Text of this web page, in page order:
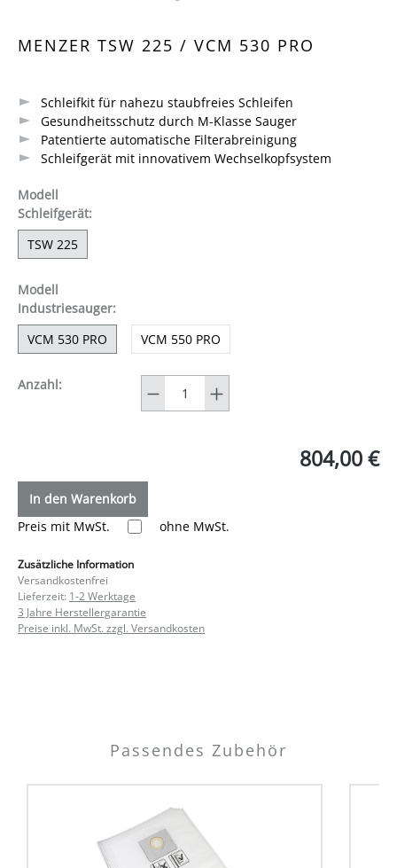
MENZER TSW 225 / VCM 530 PRO
Schleifkit für nahezu staubfreies Schleifen
Gesundheitsschutz durch M-Klasse Sauger
Patentierte automatische Filterabreinigung
Schleifgerät mit innovativem Wechselkopfsystem
Modell
Schleifgerätauswählen
:
TSW 225
Modell
Industriesaugerauswählen
:
VCM 530 PRO
VCM 550 PRO
Anzahl:
804,00 €
In den Warenkorb
Preis mit MwSt.
ohne MwSt.
Zusätzliche Information
Versandkostenfrei
Lieferzeit: 1-2 Werktage
3 Jahre Herstellergarantie
Preise inkl. MwSt. zzgl. Versandkosten
Passendes Zubehör